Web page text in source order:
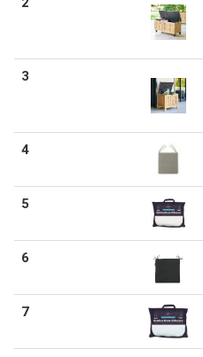
3
4
5
6
7